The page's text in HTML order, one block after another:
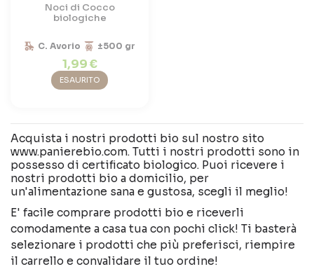
Noci di Cocco
biologiche
C. Avorio ±500 gr
1,99 €
ESAURITO
Acquista i nostri prodotti bio sul nostro sito
www.panierebio.com. Tutti i nostri prodotti sono in
possesso di certificato biologico. Puoi ricevere i
nostri prodotti bio a domicilio, per
un'alimentazione sana e gustosa, scegli il meglio!
E' facile comprare prodotti bio e riceverli
comodamente a casa tua con pochi click! Ti basterà
selezionare i prodotti che più preferisci, riempire
il carrello e convalidare il tuo ordine!